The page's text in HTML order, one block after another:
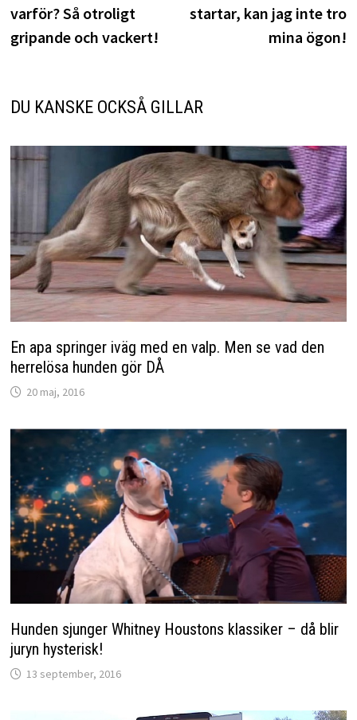
varför? Så otroligt
gripande och vackert!
startar, kan jag inte tro
mina ögon!
DU KANSKE OCKSÅ GILLAR
En apa springer iväg med en valp. Men se vad den
herrelösa hunden gör DÅ
20 maj, 2016
Hunden sjunger Whitney Houstons klassiker – då blir
juryn hysterisk!
13 september, 2016